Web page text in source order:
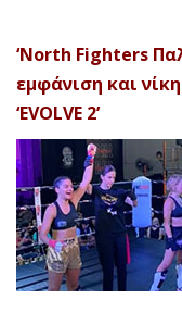
‘North Fighters
εμφάνιση και
‘EVOLVE 2’